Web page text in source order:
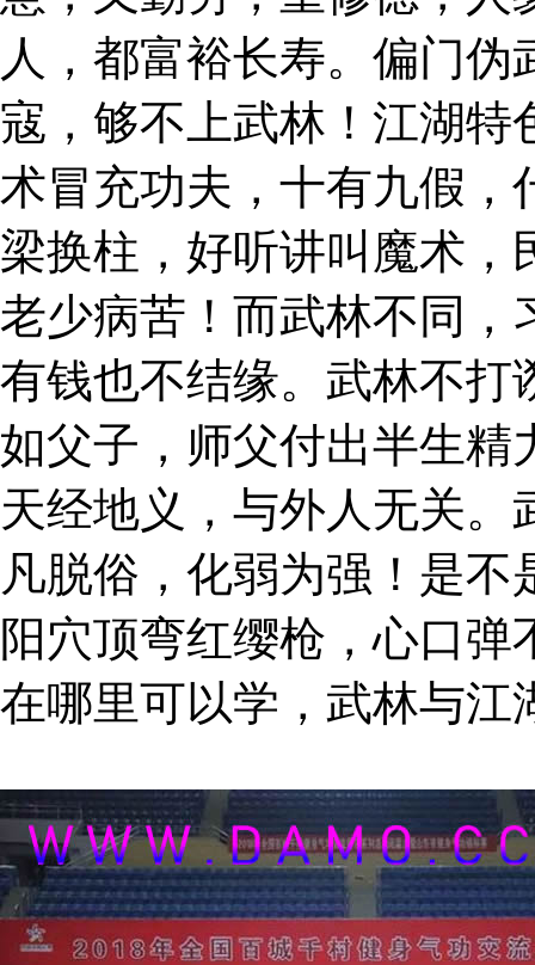
人，都富裕长寿。偏门
寇，够不上武林！江湖特
术冒充功夫，十有九假，
梁换柱，好听讲叫魔术，
老少病苦！而武林不同，
有钱也不结缘。武林不打
如父子，师父付出半生精
天经地义，与外人无关
凡脱俗，化弱为强！是
阳穴顶弯红缨枪，心口
在哪里可以学，武林与江